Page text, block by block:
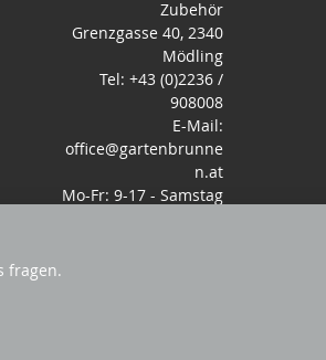
Zubehör
Grenzgasse 40, 2340
Mödling
Tel: +43 (0)2236 /
908008
E-Mail:
office@gartenbrunne
n.at
Mo-Fr: 9-17 - Samstag
fragen.